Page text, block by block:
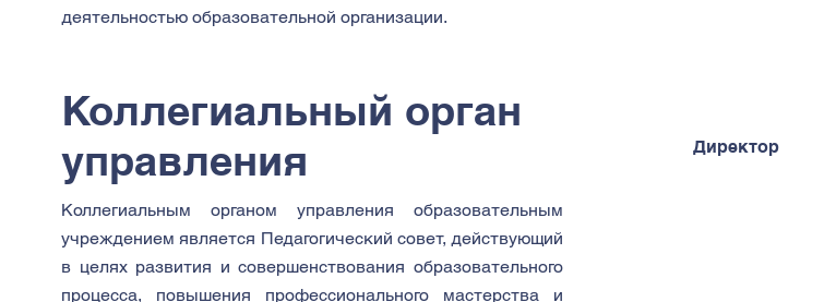
деятельностью образовательной организации.
Директор
Коллегиальный орган
управления
Коллегиальным органом управления образовательным
учреждением является Педагогический совет, действующий
в целях развития и совершенствования образовательного
процесса, повышения профессионального мастерства и